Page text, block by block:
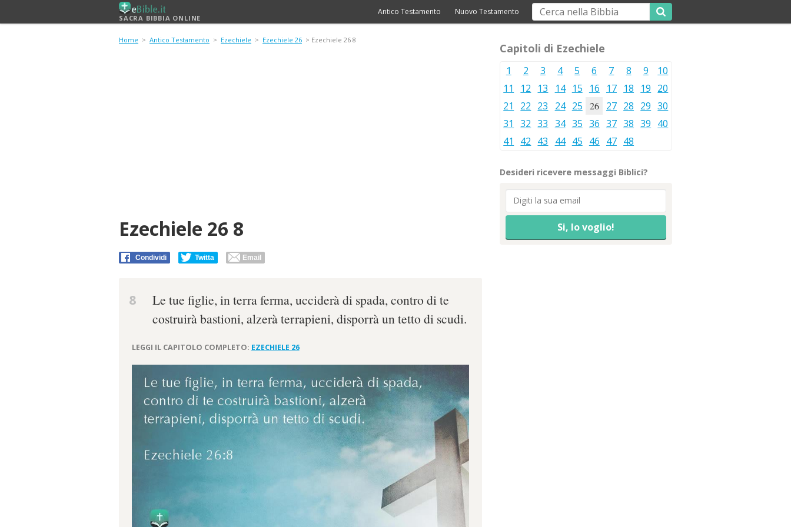
SACRA BIBBIA ONLINE
Antico Testamento Nuovo Testamento
Home > Antico Testamento > Ezechiele > Ezechiele 26 > Ezechiele 26 8
Ezechiele 26 8
Condividi Twitta Email
8
Le tue figlie, in terra ferma, ucciderà di spada, contro di te
costruirà bastioni, alzerà terrapieni, disporrà un tetto di scudi.
LEGGI IL CAPITOLO COMPLETO: EZECHIELE 26
Capitoli di Ezechiele
1 2 3 4 5 6 7 8 9
10
11
12 13 14 15 16 17 18 19 20
21
22 23 24 25 26 27 28 29 30
31
32 33 34 35 36 37 38 39 40
41
42 43 44 45 46 47 48
Desideri ricevere messaggi Biblici?